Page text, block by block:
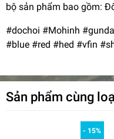
bộ sản phẩm bao gồm:
#dochoi #Mohinh
#blue #red #hed #vfin
Sản phẩm cùng
- 15%